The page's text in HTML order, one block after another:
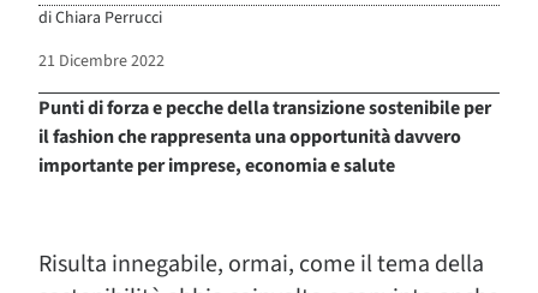
diChiara Perrucci
21 Dicembre 2022
Punti di forza e pecche della transizione sostenibile per
il fashion che rappresenta una opportunità davvero
importante per imprese, economia e salute
Risulta innegabile, ormai, come il tema della